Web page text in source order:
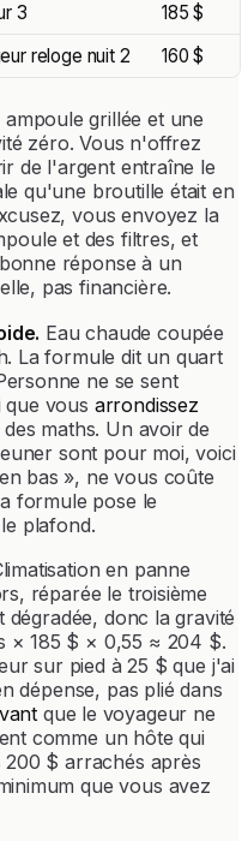
3
185 $
reloge nuit 2
160 $
ampoule grillée et une
zéro. Vous n'offrez
de l'argent entraîne le
qu'une broutille était en
vous envoyez la
et des filtres, et
réponse à un
pas financière.
Eau chaude coupée
La formule dit un quart
ne se sent
que vous arrondissez
maths. Un avoir de
sont pour moi, voici
bas », ne vous coûte
formule pose le
plafond.
en panne
réparée le troisième
dégradée, donc la gravité
× 185 $ × 0,55 ≈ 204 $.
sur pied à 25 $ que j'ai
dépense, pas plié dans
que le voyageur ne
comme un hôte qui
200 $ arrachés après
que vous avez